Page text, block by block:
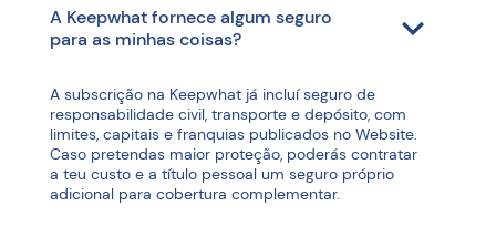
A Keepwhat fornece algum seguro
para as minhas coisas?
A subscrição na Keepwhat já incluí seguro de
responsabilidade civil, transporte e depósito, com
limites, capitais e franquias publicados no Website.
Caso pretendas maior proteção, poderás contratar
a teu custo e a título pessoal um seguro próprio
adicional para cobertura complementar.